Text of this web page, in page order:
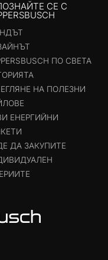
СЕ С
ПО СВЕТА
НА ПОЛЕЗНИ
ЕНЕРГИЙНИ
ДА ЗАКУПИТЕ